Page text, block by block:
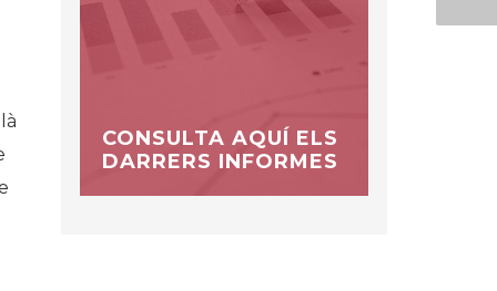
CONSULTA AQUÍ ELS
DARRERS INFORMES